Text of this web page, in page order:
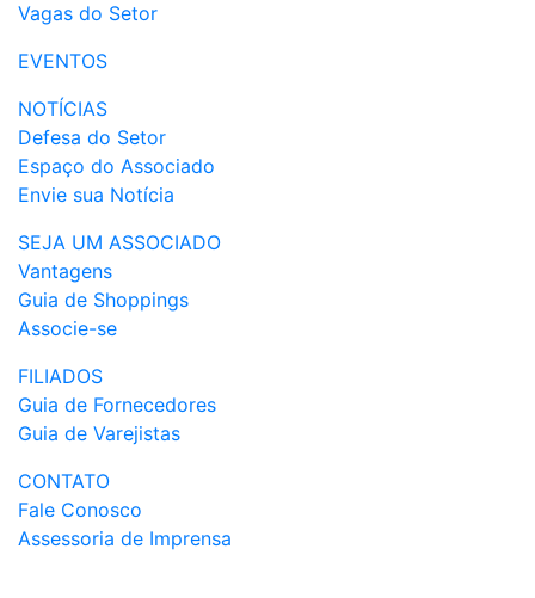
Vagas do Setor
EVENTOS
NOTÍCIAS
Defesa do Setor
Espaço do Associado
Envie sua Notícia
SEJA UM ASSOCIADO
Vantagens
Guia de Shoppings
Associe-se
FILIADOS
Guia de Fornecedores
Guia de Varejistas
CONTATO
Fale Conosco
Assessoria de Imprensa